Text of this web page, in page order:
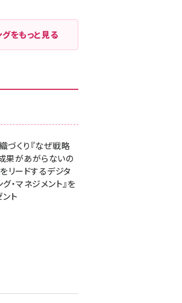
をもっと見る
づくり『なぜ戦略
果があがらないの
リードするデジタ
・マネジメント』を
ト